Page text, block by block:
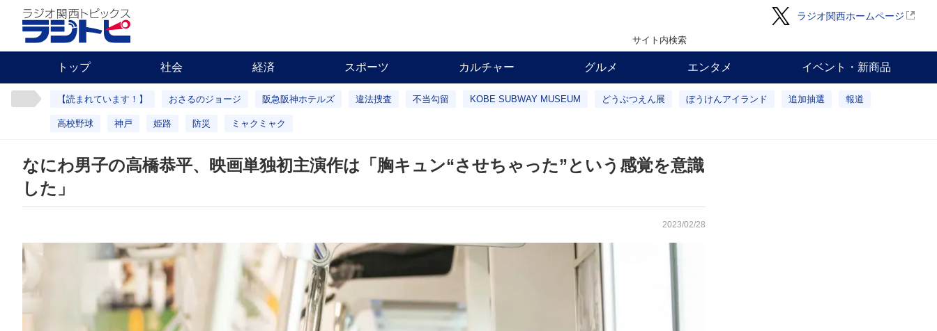
ラジオ関西ホームページ
サイト内検索
トップ 社会 経済 スポーツ カルチャー グルメ エンタメ イベント・新商品
【読まれています！】 おさるのジョージ 阪急阪神ホテルズ 違法捜査 不当勾留 KOBE SUBWAY MUSEUM どうぶつえん展 ぼうけんアイランド 追加抽選 報道
高校野球 神戸 姫路 防災 ミャクミャク
なにわ男子の高橋恭平、映画単独初主演作は「胸キュン“させちゃった”という感覚を意識
した」
2023/02/28